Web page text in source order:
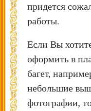
придется
работы.
Если Вы
оформить в
багет,
небольшие
фотографии,